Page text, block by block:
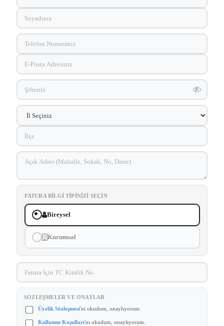
FATURA BILGI TIPINIZI SEÇIN
Bireysel
Kurumsal
SÖZLEŞMELER VE ONAYLAR
Üyelik Sözleşmesi'ni okudum, onaylıyorum.
Kullanım Koşulları'nı okudum, onaylıyorum.